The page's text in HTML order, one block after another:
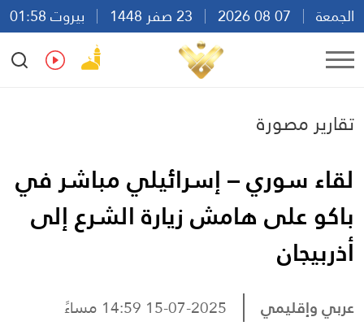
الجمعة
بيروت 01:58
Ar
En Fr Es
تقارير مصورة
لقاء سوري – إسرائيلي مباشر في
باكو على هامش زيارة الشرع إلى
أذربيجان
عربي وإقليمي 15-07-2025 14:59 مساءً